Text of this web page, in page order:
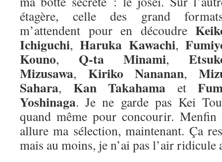
étagère, celle des grand
m’attendent pour en découdre
Ichiguchi, Haruka Kawachi,
Kouno, Q-ta Minami,
Mizusawa, Kiriko Nananan,
Sahara, Kan Takahama et
Yoshinaga. Je ne garde pas Kei
quand même pour concourir.
allure ma sélection, maintenant. Ça
mais au moins, je n’ai pas l’air ridicule